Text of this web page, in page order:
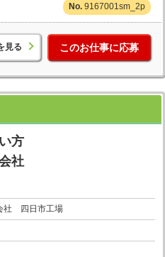
9167001sm_2p
見る このお仕事に応募
方
社
社 四日市工場